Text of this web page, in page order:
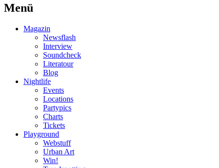
Menü
Magazin
Newsflash
Interview
Soundcheck
Literatour
Blog
Nightlife
Events
Locations
Partypics
Charts
Tickets
Playground
Webstuff
Urban Art
Win!